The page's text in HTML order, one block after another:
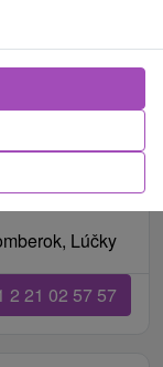
Lúčky
2 21 02 57 57